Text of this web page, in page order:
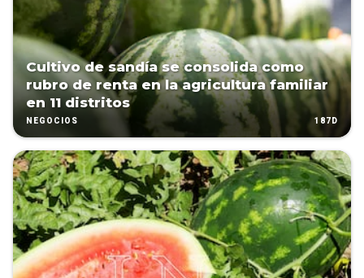
Cultivo de sandía se consolida como
rubro de renta en la agricultura familiar
en 11 distritos
NEGOCIOS 187D